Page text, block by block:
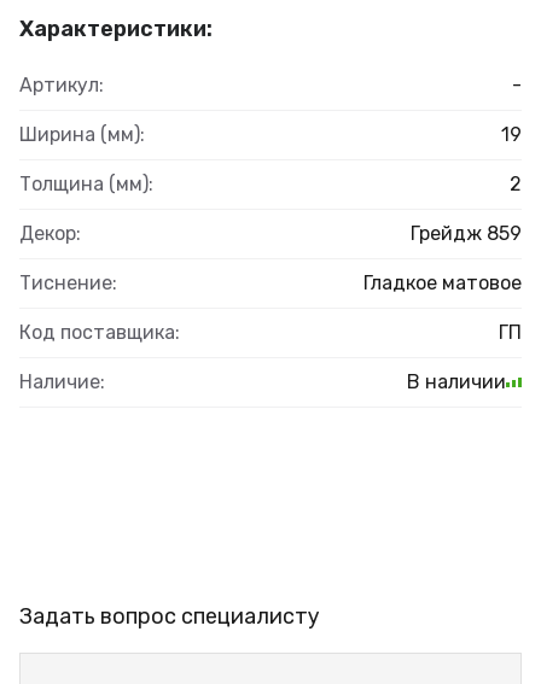
Характеристики:
Артикул: -
Ширина (мм): 19
Толщина (мм): 2
Декор: Грейдж 859
Тиснение: Гладкое матовое
Код поставщика: ГП
Наличие: В наличии
Задать вопрос специалисту